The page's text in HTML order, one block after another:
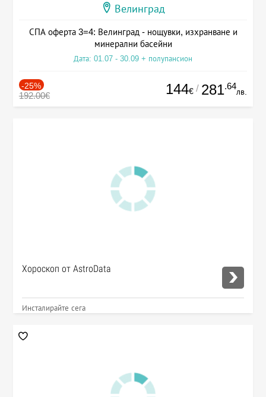
Велинград
СПА оферта 3=4: Велинград - нощувки, изхранване и
минерални басейни
Дата: 01.07 - 30.09 + полупансион
-25%
192.00€ 144€ / 281.64
лв.
Хороскоп от AstroData
Инсталирайте сега